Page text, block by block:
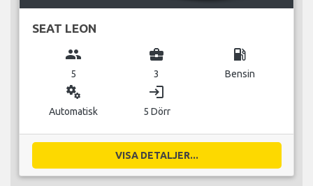
SEAT LEON
group
5
business_center
3
local_gas_station
Bensin
miscellaneous_services
Automatisk
login
5 Dörr
VISA DETALJER...